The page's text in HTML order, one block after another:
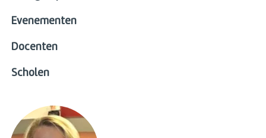
Evenementen
Docenten
Scholen